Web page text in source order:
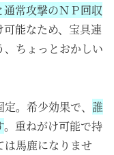
通常攻撃のＮＰ回収
能なため、宝具連
ちょっとおかしい
。希少効果で、 誰
。重ねがけ可能で持
馬鹿になりませ